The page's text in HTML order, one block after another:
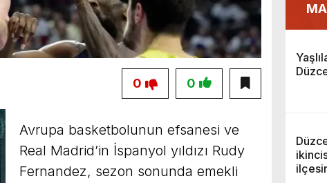
0
0
Avrupa basketbolunun efsanesi ve
Real Madrid’in İspanyol yıldızı Rudy
Fernandez, sezon sonunda emekli